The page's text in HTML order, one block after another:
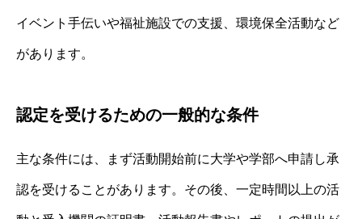
イベント手伝いや福祉施設での支援、環境保全活動など
があります。
認定を受けるための一般的な条件
主な条件には、まず活動開始前に大学や学部へ申請し承
認を受けることがあります。その後、一定時間以上の活